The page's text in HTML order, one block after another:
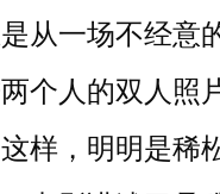
从一场不经意
两个人的双人照
样，明明是稀